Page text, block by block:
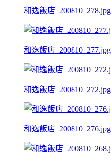
和逸飯店_200810_278.jpg
和逸飯店_200810_277.jpg
和逸飯店_200810_272.jpg
和逸飯店_200810_276.jpg